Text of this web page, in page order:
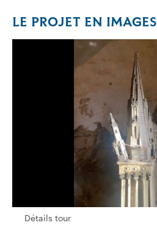
LE PROJET EN IMAGES
Détails tour
Détails tour